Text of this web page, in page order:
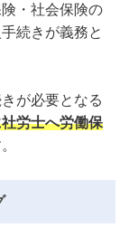
・社会保険の
続きが義務と
が必要となる
労士へ労働保